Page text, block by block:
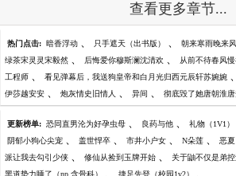
查看更多章节...
热门点击: 暗香浮动 、 只手遮天（出书版） 、 朝来寒雨晚来风
绿茶宋灵灵宋毅然 、 后悔爱你穆斯澜沈清欢 、 从前不待春风
工程师 、 看见弹幕后，我送狗皇帝和白月光归西元辰轩苏婉婉 、
伊莎越安安 、 炮灰情史旧情人 、 异间 、 彻底毁了她唐朝淮
更新榜单: 恐同直男沦为好孕虫母 、 良药与他 、 礼物（1V1）
阴郁小狗心尖宠 、 盖世悍卒 、 市井小户女 、 N朵莲 、 恶夏
派让我去勾引少侠 、 修仙从捡到玉牌开始 、 关于鼬不仅是弟
黑道势力睡了（np 含骨科） 捷足先登（校园1v2）